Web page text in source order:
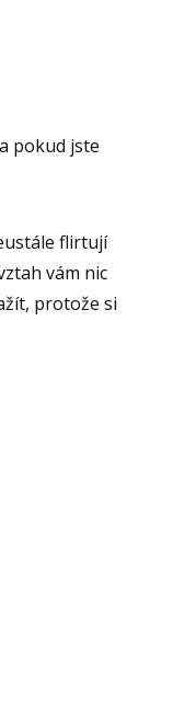
pokud jste
flirtují
vám nic
protože si